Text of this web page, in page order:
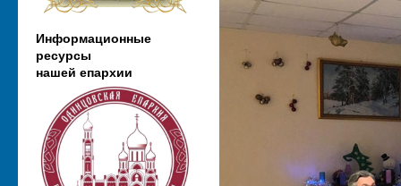
Информационные
ресурсы
нашей епархии